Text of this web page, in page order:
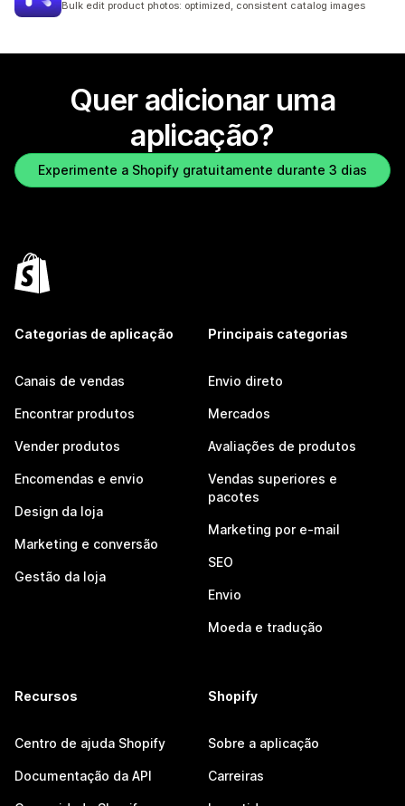
Bulk edit product photos: optimized, consistent catalog images
Quer adicionar uma
aplicação?
Experimente a Shopify gratuitamente durante 3 dias
Categorias de aplicação
Canais de vendas
Encontrar produtos
Vender produtos
Encomendas e envio
Design da loja
Marketing e conversão
Gestão da loja
Principais categorias
Envio direto
Mercados
Avaliações de produtos
Vendas superiores e
pacotes
Marketing por e-mail
SEO
Envio
Moeda e tradução
Recursos
Centro de ajuda Shopify
Documentação da API
Shopify
Sobre a aplicação
Carreiras